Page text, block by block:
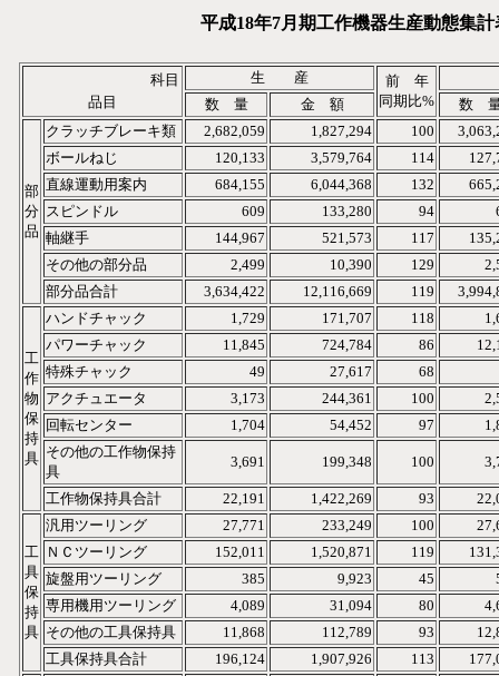
平成18年7月期工作機器生産動態集計
科目
品目
生 産
前 年
同期比%
数 量 金 額 数
部
分
品
クラッチブレーキ類 2,682,059 1,827,294 100
ボールねじ
120,133 3,579,764 114
直線運動用案内
684,155 6,044,368 132
スピンドル
609 133,280 94
軸継手
144,967 521,573 117
その他の部分品
2,499 10,390 129
部分品合計
3,634,422 12,116,669 119
工
作
物
保
持
具
ハンドチャック 1,729 171,707 118
パワーチャック
11,845 724,784 86
特殊チャック
49 27,617
68
アクチュエータ
3,173 244,361 100
回転センター
1,704 54,452 97
その他の工作物保持
具
3,691 199,348 100
工作物保持具合計 22,191 1,422,269 93
工
具
保
持
具
汎用ツーリング 27,771 233,249 100
ＮＣツーリング
152,011 1,520,871 119
旋盤用ツーリング
385 9,923 45
専用機用ツーリング
4,089 31,094 80
その他の工具保持具
11,868 112,789 93
工具保持具合計
196,124 1,907,926 113